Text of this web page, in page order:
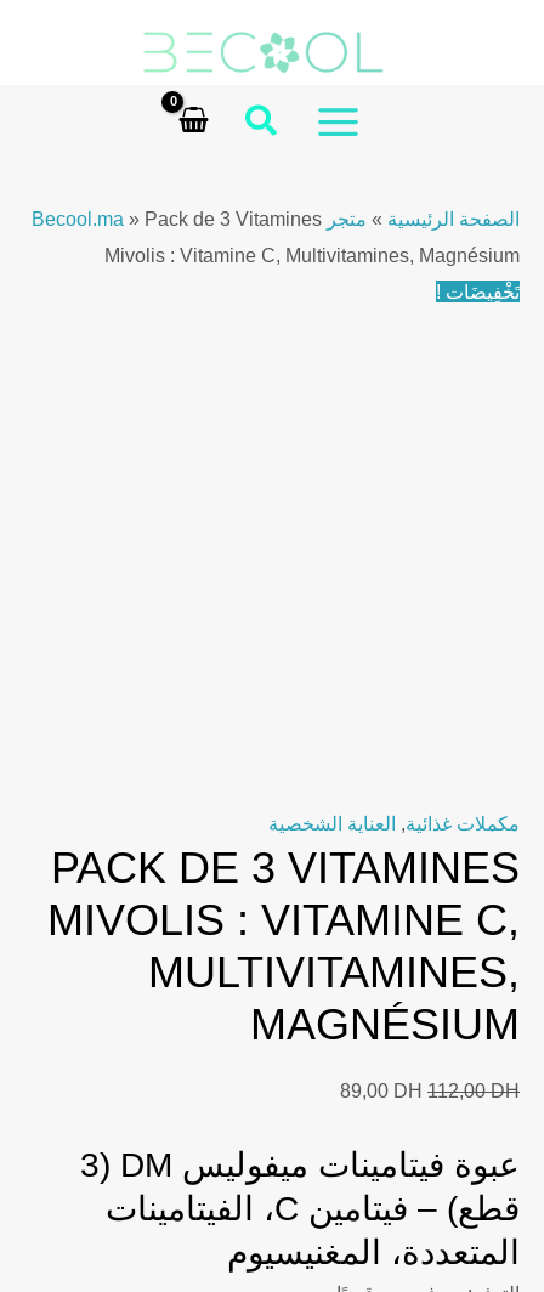
MAIN
الصفحة الرئيسية » متجر Becool.ma » Pack de 3 Vitamines
Mivolis : Vitamine C, Multivitamines, Magnésium
تَخْفِيضَات !
مكملات غذائية, العناية الشخصية
PACK DE 3 VITAMINES
MIVOLIS : VITAMINE C,
MULTIVITAMINES,
MAGNÉSIUM
112,00DH
Original
was:
112,00 DH.
89,00 DH
Current
is:
89,00 DH.
عبوة فيتامينات ميفوليس DM (3
قطع) – فيتامين C، الفيتامينات
المتعددة، المغنيسيوم